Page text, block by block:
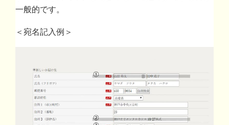
一般的です。
＜宛名記入例＞